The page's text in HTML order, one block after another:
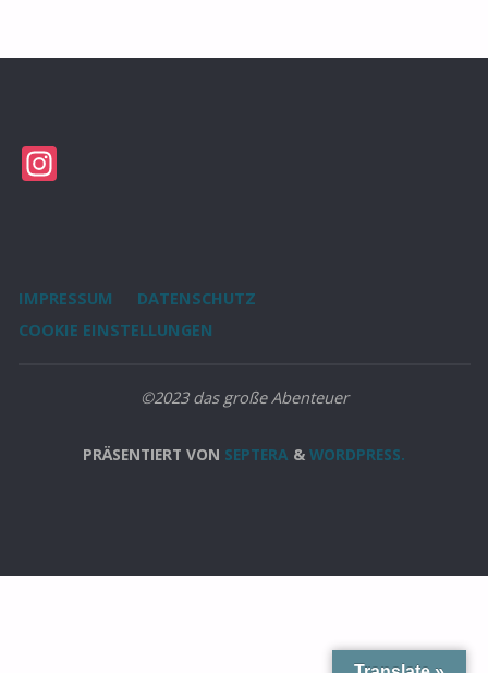
IMPRESSUM
DATENSCHUTZ
COOKIE EINSTELLUNGEN
©2023 das große Abenteuer
PRÄSENTIERT VON SEPTERA & WORDPRESS.